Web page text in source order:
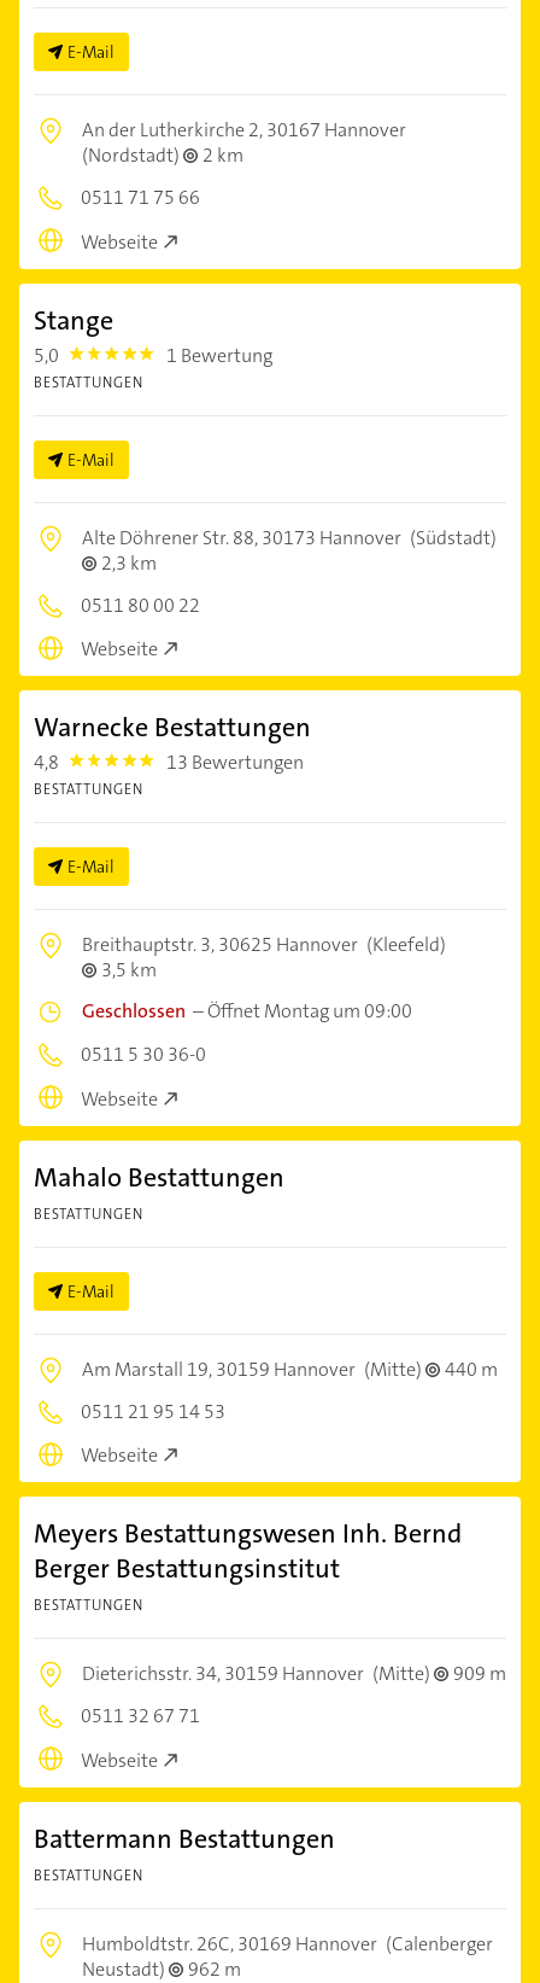
E-Mail
An der Lutherkirche 2,30167 Hannover
(Nordstadt)
2 km
0511 71 75 66
Webseite
Stange
5,0 5.0 1 Bewertung
BESTATTUNGEN
E-Mail
Alte Döhrener Str. 88,30173 Hannover (Südstadt)
2,3 km
0511 80 00 22
Webseite
Warnecke Bestattungen
4,8 4.8 13 Bewertungen
BESTATTUNGEN
E-Mail
Breithauptstr. 3,30625 Hannover (Kleefeld)
3,5 km
Geschlossen –Öffnet Montag um 09:00
0511 5 30 36-0
Webseite
Mahalo Bestattungen
BESTATTUNGEN
E-Mail
Am Marstall 19,30159 Hannover (Mitte)
440 m
0511 21 95 14 53
Webseite
Meyers Bestattungswesen Inh. Bernd
Berger Bestattungsinstitut
BESTATTUNGEN
Dieterichsstr. 34,30159 Hannover (Mitte)
909 m
0511 32 67 71
Webseite
Battermann Bestattungen
BESTATTUNGEN
Humboldtstr. 26C,30169 Hannover (Calenberger
Neustadt)
962 m